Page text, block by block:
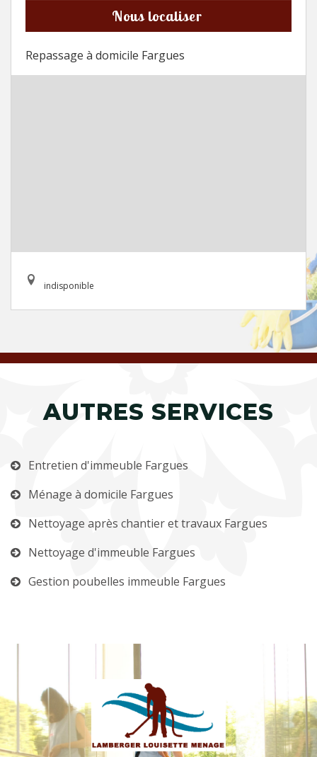
Nous localiser
Repassage à domicile Fargues
indisponible
AUTRES SERVICES
Entretien d'immeuble Fargues
Ménage à domicile Fargues
Nettoyage après chantier et travaux Fargues
Nettoyage d'immeuble Fargues
Gestion poubelles immeuble Fargues